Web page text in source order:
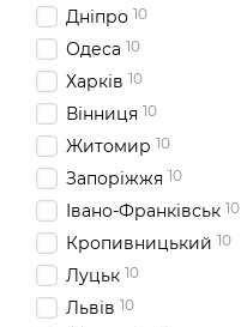
Дніпро 10
Одеса 10
Харків 10
Вінниця 10
Житомир 10
Запоріжжя 10
Івано-Франківськ 10
Кропивницький 10
Луцьк 10
Львів 10